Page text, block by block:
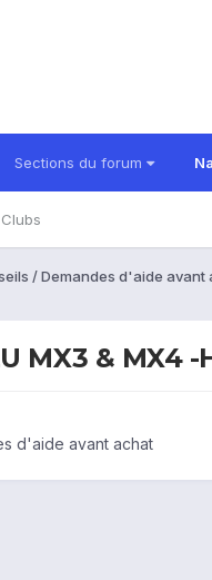
Sections du forum
Clubs
/ Demandes d'aide avant
MX3 & MX4
d'aide avant achat